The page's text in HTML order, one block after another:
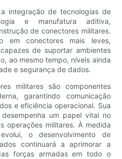
integração de tecnologias de
e manufatura aditiva,
de conectores militares.
em conectores mais leves,
de suportar ambientes
ao mesmo tempo, níveis ainda
e segurança de dados.
militares são componentes
garantindo comunicação
e eficiência operacional. Sua
um papel vital no
operações militares. À medida
o desenvolvimento de
continuará a aprimorar a
forças armadas em todo o